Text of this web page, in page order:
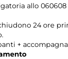
allo
24 ore
+